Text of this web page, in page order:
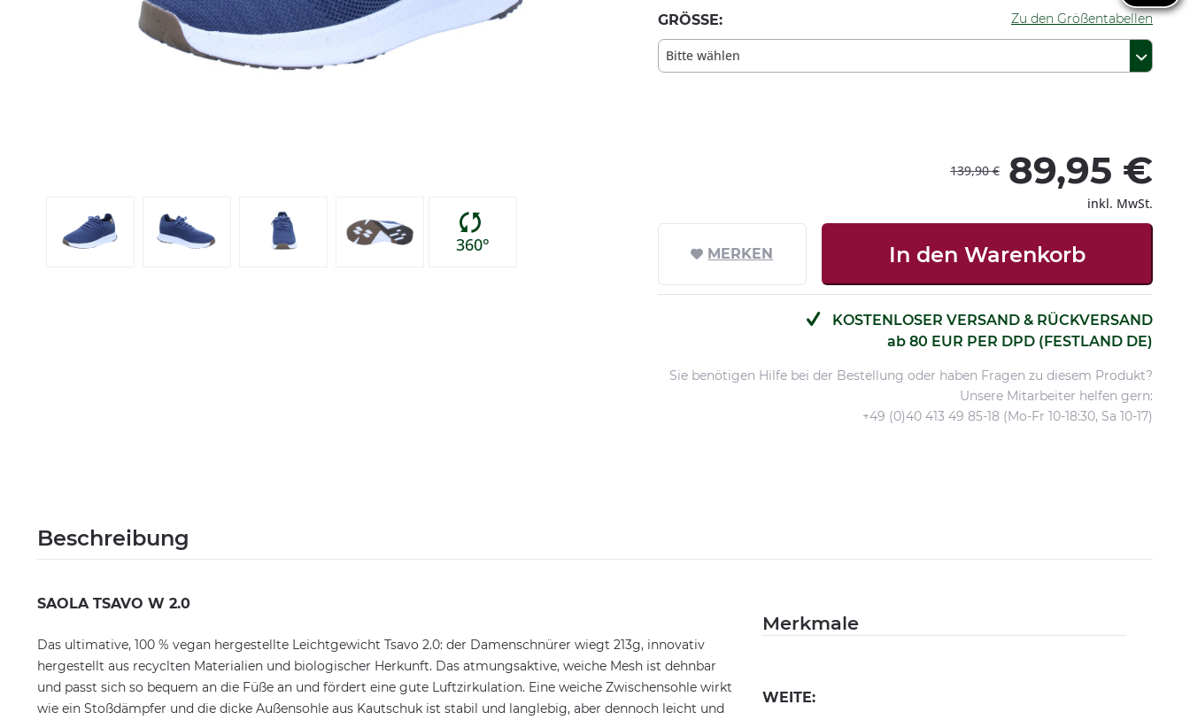
360°
GRÖSSE: Zu den Größentabellen
Bitte wählen
89,95 €
139,90 €
inkl. MwSt.
MERKEN In den Warenkorb
KOSTENLOSER VERSAND & RÜCKVERSAND
ab 80 EUR PER DPD (FESTLAND DE)
Sie benötigen Hilfe bei der Bestellung oder haben Fragen zu diesem Produkt?
Unsere Mitarbeiter helfen gern:
+49 (0)40 413 49 85-18 (Mo-Fr 10-18:30, Sa 10-17)
Beschreibung
SAOLA TSAVO W 2.0
Das ultimative, 100 % vegan hergestellte Leichtgewicht Tsavo 2.0: der Damenschnürer wiegt 213g, innovativ
hergestellt aus recyclten Materialien und biologischer Herkunft. Das atmungsaktive, weiche Mesh ist dehnbar
und passt sich so bequem an die Füße an und fördert eine gute Luftzirkulation. Eine weiche Zwischensohle wirkt
wie ein Stoßdämpfer und die dicke Außensohle aus Kautschuk ist stabil und langlebig, aber dennoch leicht und
Merkmale
WEITE: